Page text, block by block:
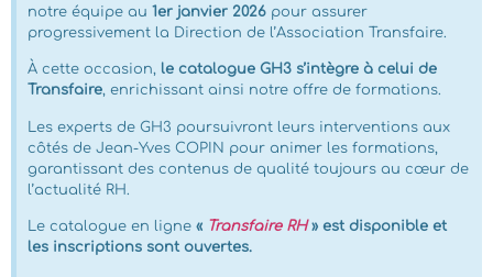
notre équipe au 1er janvier 2026 pour assurer
progressivement la Direction de l’Association Transfaire.
À cette occasion, le catalogue GH3 s’intègre à celui de
Transfaire, enrichissant ainsi notre offre de formations.
Les experts de GH3 poursuivront leurs interventions aux
côtés de Jean-Yves COPIN pour animer les formations,
garantissant des contenus de qualité toujours au cœur de
l’actualité RH.
Le catalogue en ligne « Transfaire RH» est disponible et
les inscriptions sont ouvertes.